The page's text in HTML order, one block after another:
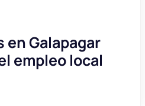
en Galapagar
empleo local